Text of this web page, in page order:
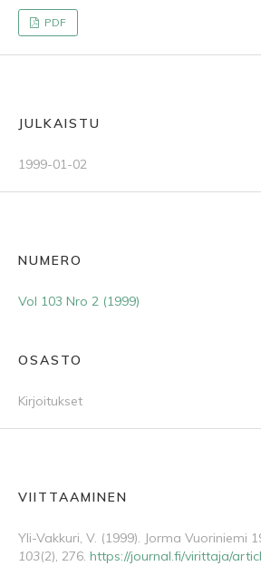
PDF
JULKAISTU
1999-01-02
NUMERO
Vol 103 Nro 2 (1999)
OSASTO
Kirjoitukset
VIITTAAMINEN
Yli-Vakkuri, V. (1999). Jorma Vuoriniemi
103(2), 276. https://journal.fi/virittaja/